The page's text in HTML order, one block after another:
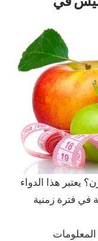
يعتبر هذا الدواء
في فترة زمنية